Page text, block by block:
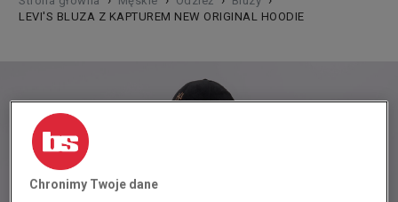
LEVI'S BLUZA Z KAPTUREM NEW ORIGINAL HOODIE
Chronimy Twoje dane